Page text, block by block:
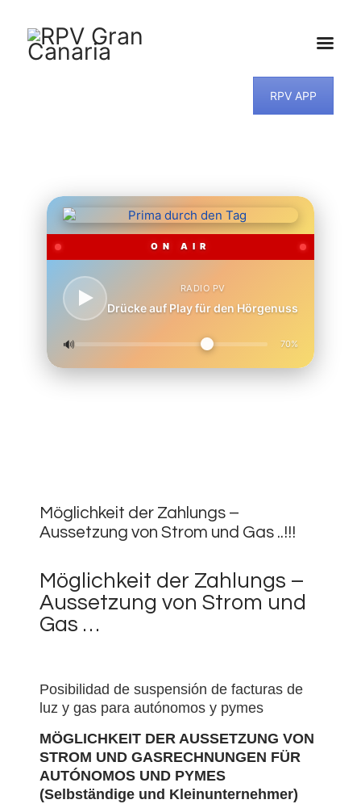
RPV APP
ON AIR
RADIO PV
Drücke auf Play für den Hörgenuss
🔊 70%
MUSIKWUNSCH
Möglichkeit der Zahlungs –
Aussetzung von Strom und Gas ..!!!
Möglichkeit der Zahlungs –
Aussetzung von Strom und
Gas …
Posibilidad de suspensión de facturas de
luz y gas para autónomos y pymes
MÖGLICHKEIT DER AUSSETZUNG VON
STROM UND GASRECHNUNGEN FÜR
AUTÓNOMOS UND PYMES
(Selbständige und Kleinunternehmer)